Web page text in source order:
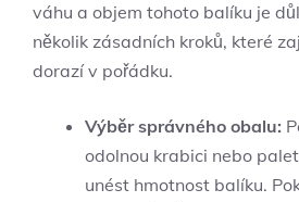
váhu a objem tohoto balíku je
několik zásadních⁢ kroků, které
dorazí‍ v ‌pořádku.
Výběr správného obalu:
odolnou krabici nebo
unést hmotnost balíku.